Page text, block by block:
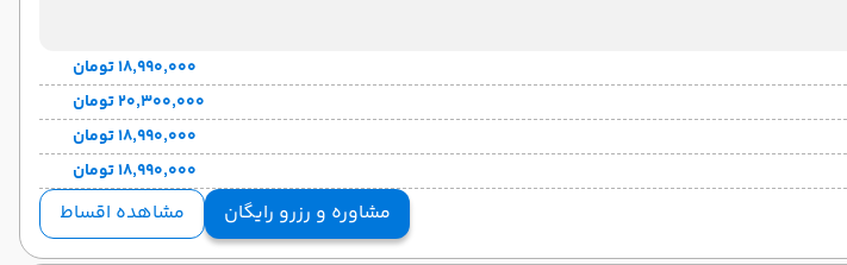
۱۸٬۹۹۰٬۰۰۰ تومان
۲۰٬۳۰۰٬۰۰۰ تومان
۱۸٬۹۹۰٬۰۰۰ تومان
۱۸٬۹۹۰٬۰۰۰ تومان
مشاوره و رزرو رایگان مشاهده اقساط